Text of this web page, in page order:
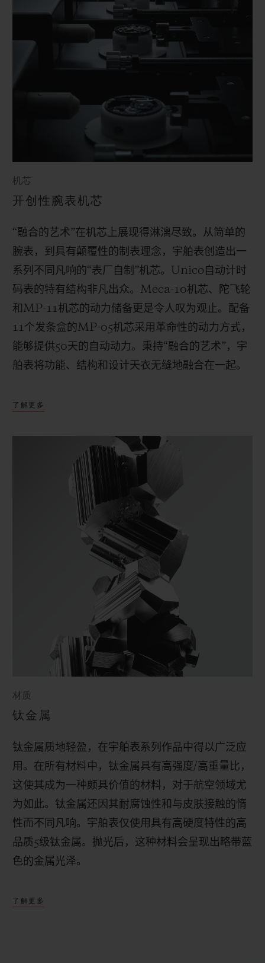
机芯
开创性腕表机芯
“融合的艺术”在机芯上展现得淋漓尽致。从简单的
腕表，到具有颠覆性的制表理念，宇舶表创造出一
系列不同凡响的“表厂自制”机芯。 Unico 自动计时
码表的特有结构非凡出众。 Meca-10机芯、陀飞轮
和 MP-11机芯的动力储备更是令人叹为观止。配备
11个发条盒的MP-05机芯采用革命性的动力方式，
能够提供50天的自动动力。秉持“融合的艺术”，宇
舶表将功能、结构和设计天衣无缝地融合在一起。
了解更多
材质
钛金属
钛金属质地轻盈，在宇舶表系列作品中得以广泛应
用。在所有材料中，钛金属具有高强度/高重量比，
这使其成为一种颇具价值的材料，对于航空领域尤
为如此。钛金属还因其耐腐蚀性和与皮肤接触的惰
性而不同凡响。宇舶表仅使用具有高硬度特性的高
品质5级钛金属。抛光后，这种材料会呈现出略带蓝
色的金属光泽。
了解更多